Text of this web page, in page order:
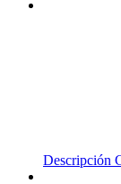
Descripción